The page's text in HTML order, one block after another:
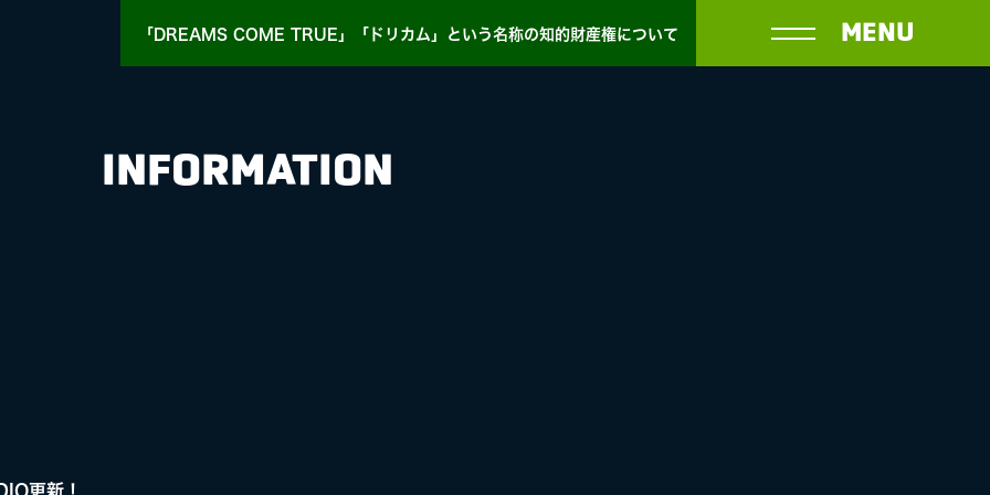
「DREAMS COME TRUE」「ドリカム」 という名称の知的財産権について MENU
INFORMATION
更新！